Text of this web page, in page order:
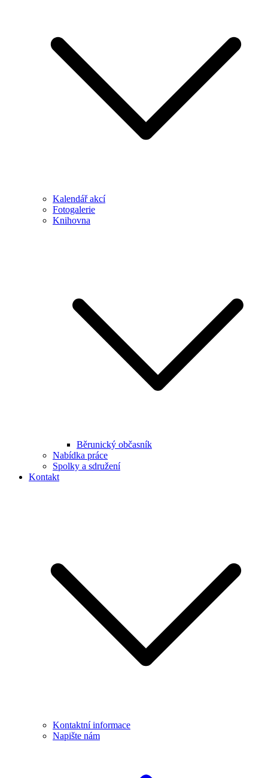
Kalendář akcí
Fotogalerie
Knihovna
Běrunický občasník
Nabídka práce
Spolky a sdružení
Kontakt
Kontaktní informace
Napište nám